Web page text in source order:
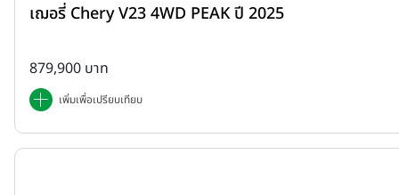
เฌอรี่ Chery V23 4WD PEAK ปี 2025
879,900 บาท
เพิ่มเพื่อเปรียบเทียบ